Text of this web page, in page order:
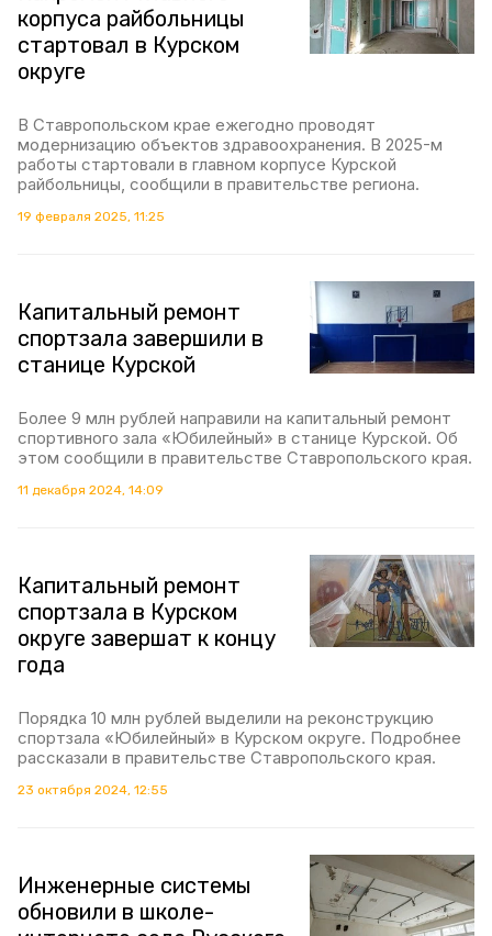
корпуса райбольницы
стартовал в Курском
округе
В Ставропольском крае ежегодно проводят
модернизацию объектов здравоохранения. В 2025-м
работы стартовали в главном корпусе Курской
райбольницы, сообщили в правительстве региона.
19 февраля 2025, 11:25
Капитальный ремонт
спортзала завершили в
станице Курской
Более 9 млн рублей направили на капитальный ремонт
спортивного зала «Юбилейный» в станице Курской. Об
этом сообщили в правительстве Ставропольского края.
11 декабря 2024, 14:09
Капитальный ремонт
спортзала в Курском
округе завершат к концу
года
Порядка 10 млн рублей выделили на реконструкцию
спортзала «Юбилейный» в Курском округе. Подробнее
рассказали в правительстве Ставропольского края.
23 октября 2024, 12:55
Инженерные системы
обновили в школе-